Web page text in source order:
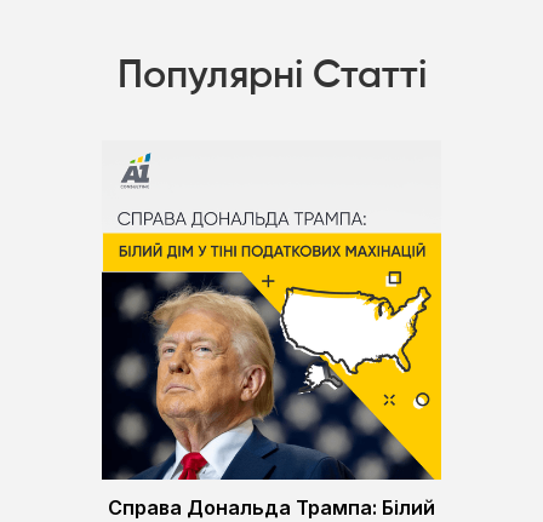
Популярні Статті
Справа Дональда Трампа: Білий